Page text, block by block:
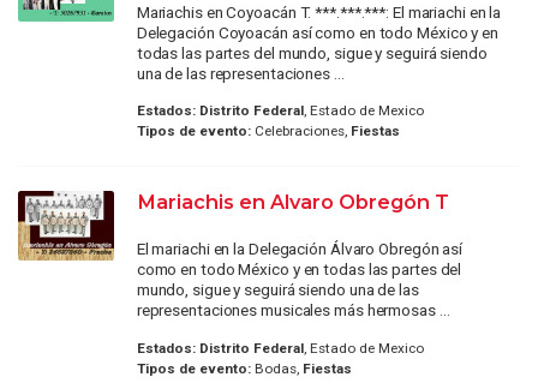
Mariachis en Coyoacán T. ***.***.***: El mariachi en la
Delegación Coyoacán así como en todo México y en
todas las partes del mundo, sigue y seguirá siendo
una de las representaciones ...
Estados: Distrito Federal, Estado de Mexico
Tipos de evento:Celebraciones, Fiestas
Mariachis en Alvaro Obregón T
El mariachi en la Delegación Álvaro Obregón así
como en todo México y en todas las partes del
mundo, sigue y seguirá siendo una de las
representaciones musicales más hermosas ...
Estados: Distrito Federal, Estado de Mexico
Tipos de evento:Bodas, Fiestas